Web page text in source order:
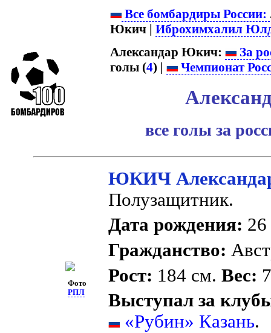
Все бомбардиры России:
Юкич | Иброхимхалил
Александар Юкич:
За
голы (4) | Чемпионат
все голы за
Фото
РПЛ
ЮКИЧ
Полузащитник.
Дата рождения:
Гражданство:
Рост: 184 см. Вес:
Выступал за
«Рубин» Казань.